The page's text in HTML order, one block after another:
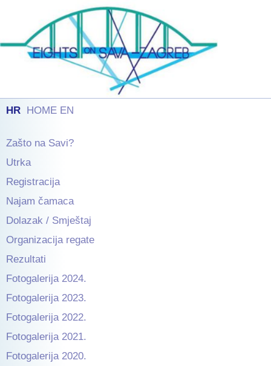
HR HOME EN
Zašto na Savi?
Utrka
Registracija
Najam čamaca
Dolazak / Smještaj
Organizacija regate
Rezultati
Fotogalerija 2024.
Fotogalerija 2023.
Fotogalerija 2022.
Fotogalerija 2021.
Fotogalerija 2020.